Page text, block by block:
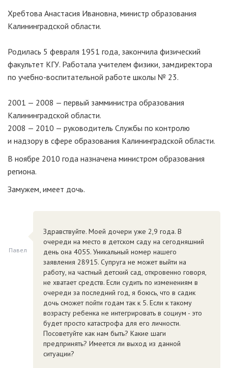
Хребтова Анастасия Ивановна, министр образования
Калининградской области.
Родилась 5 февраля 1951 года, закончила физический
факультет КГУ. Работала учителем физики, замдиректора
по учебно-воспитательной работе школы № 23.
2001 — 2008 — первый замминистра образования
Калининградской области.
2008 — 2010 — руководитель Службы по контролю
и надзору в сфере образования Калининградской области.
В ноябре 2010 года назначена министром образования
региона.
Замужем, имеет дочь.
Павел
Здравствуйте. Моей дочери уже 2,9 года. В
очереди на место в детском саду на сегодняшний
день она 4055. Уникальный номер нашего
заявления 28915. Супруга не может выйти на
работу, на частный детский сад, откровенно говоря,
не хватает средств. Если судить по изменениям в
очереди за последний год, я боюсь, что в садик
дочь сможет пойти годам так к 5. Если к такому
возрасту ребенка не интегрировать в социум - это
будет просто катастрофа для его личности.
Посоветуйте как нам быть? Какие шаги
предпринять? Имеется ли выход из данной
ситуации?